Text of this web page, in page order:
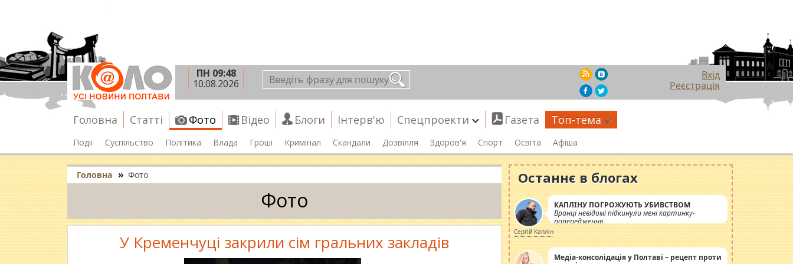
ПН 09:48
10.08.2026
Вхід
Реєстрація
Головна Статті Фото Відео Блоги Інтерв'ю Спецпроекти Газета Топ-тема
Події Суспільство Політика Влада Гроші Кримінал Скандали Дозвілля Здоров'я Спорт Освіта Афіша
Головна » Фото
Фото
У Кременчуці закрили сім гральних закладів
Останнє в блогах
КАПЛІНУ ПОГРОЖУЮТЬ УБИВСТВОМ
Вранці невідомі підкинули мені картинку-
попередження
Сергій Каплін
Медіа-консолідація у Полтаві – рецепт проти